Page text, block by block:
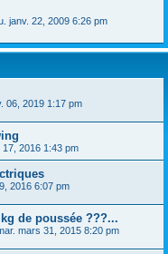
janv. 22, 2009 6:26 pm
06, 2019 1:17 pm
17, 2016 1:43 pm
2016 6:07 pm
de poussée ???...
mars 31, 2015 8:20 pm